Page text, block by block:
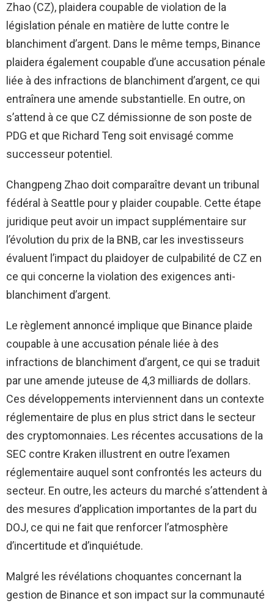
Zhao (CZ), plaidera coupable de violation de la
législation pénale en matière de lutte contre le
blanchiment d’argent. Dans le même temps, Binance
plaidera également coupable d’une accusation pénale
liée à des infractions de blanchiment d’argent, ce qui
entraînera une amende substantielle. En outre, on
s’attend à ce que CZ démissionne de son poste de
PDG et que Richard Teng soit envisagé comme
successeur potentiel.
Changpeng Zhao doit comparaître devant un tribunal
fédéral à Seattle pour y plaider coupable. Cette étape
juridique peut avoir un impact supplémentaire sur
l’évolution du prix de la BNB, car les investisseurs
évaluent l’impact du plaidoyer de culpabilité de CZ en
ce qui concerne la violation des exigences anti-
blanchiment d’argent.
Le règlement annoncé implique que Binance plaide
coupable à une accusation pénale liée à des
infractions de blanchiment d’argent, ce qui se traduit
par une amende juteuse de 4,3 milliards de dollars.
Ces développements interviennent dans un contexte
réglementaire de plus en plus strict dans le secteur
des cryptomonnaies. Les récentes accusations de la
SEC contre Kraken illustrent en outre l’examen
réglementaire auquel sont confrontés les acteurs du
secteur. En outre, les acteurs du marché s’attendent à
des mesures d’application importantes de la part du
DOJ, ce qui ne fait que renforcer l’atmosphère
d’incertitude et d’inquiétude.
Malgré les révélations choquantes concernant la
gestion de Binance et son impact sur la communauté